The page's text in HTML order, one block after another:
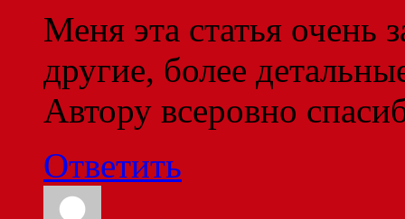
Меня эта статья очень
другие, более
Автору всеровно
Ответить